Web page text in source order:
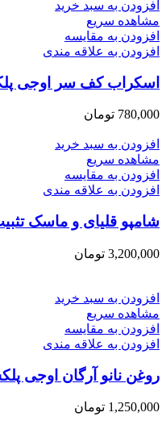
افزودن به سبد خرید
مشاهده سریع
افزودن به مقایسه
افزودن به علاقه مندی
اسکراب کف سر اوجی
780,000 تومان
افزودن به سبد خرید
مشاهده سریع
افزودن به مقایسه
افزودن به علاقه مندی
شامپو قلیای و ماسک
3,200,000 تومان
افزودن به سبد خرید
مشاهده سریع
افزودن به مقایسه
افزودن به علاقه مندی
روغن نانو آرگان اوجی
1,250,000 تومان